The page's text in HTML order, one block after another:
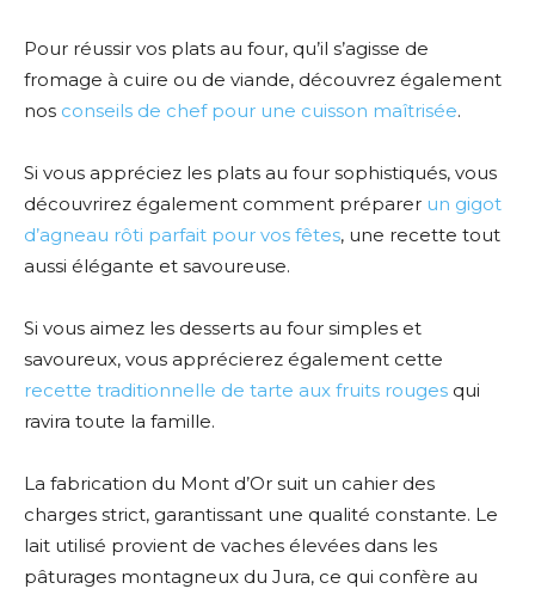
Pour réussir vos plats au four, qu’il s’agisse de
fromage à cuire ou de viande, découvrez également
nos conseils de chef pour une cuisson maîtrisée.
Si vous appréciez les plats au four sophistiqués, vous
découvrirez également comment préparer un gigot
d’agneau rôti parfait pour vos fêtes, une recette tout
aussi élégante et savoureuse.
Si vous aimez les desserts au four simples et
savoureux, vous apprécierez également cette
recette traditionnelle de tarte aux fruits rouges qui
ravira toute la famille.
La fabrication du Mont d’Or suit un cahier des
charges strict, garantissant une qualité constante. Le
lait utilisé provient de vaches élevées dans les
pâturages montagneux du Jura, ce qui confère au